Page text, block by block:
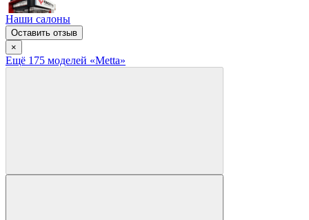
Наши салоны
Оставить отзыв
×
Ещё 175 моделей «Metta»